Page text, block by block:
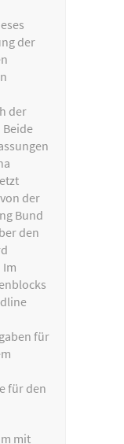
der
der
der
Bund
den
für
für den
mit